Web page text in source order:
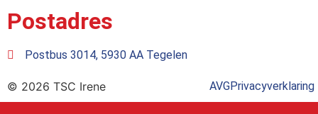
Postadres
Postbus 3014, 5930 AA Tegelen
© 2026 TSC Irene AVGPrivacyverklaring